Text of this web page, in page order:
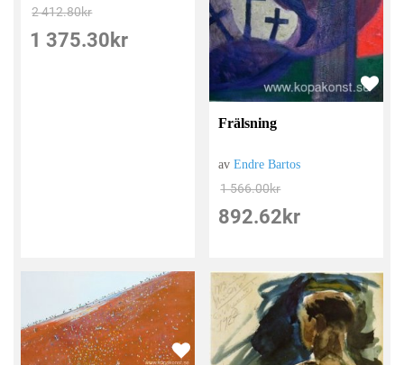
2 412.80kr
1 375.30 kr
Frälsning
avEndre Bartos
1 566.00kr
892.62 kr